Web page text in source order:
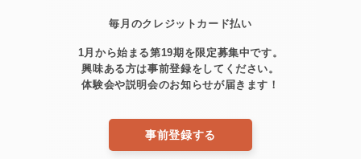
毎月のクレジットカード払い
1月から始まる第19期を限定募集中です。
興味ある方は事前登録をしてください。
体験会や説明会のお知らせが届きます！
事前登録する